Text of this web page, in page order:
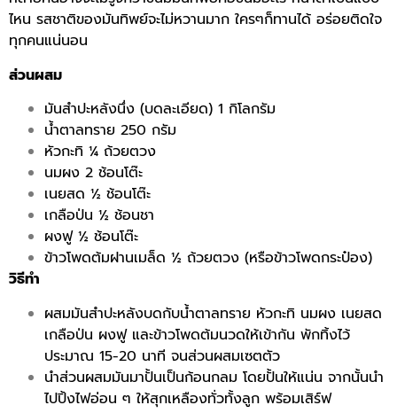
ไหน รสชาติของมันทิพย์จะไม่หวานมาก ใครๆก็ทานได้ อร่อยติดใจ
ทุกคนแน่นอน
ส่วนผสม
มันสำปะหลังนึ่ง (บดละเอียด) 1 กิโลกรัม
น้ำตาลทราย 250 กรัม
หัวกะทิ ¼ ถ้วยตวง
นมผง 2 ช้อนโต๊ะ
เนยสด ½ ช้อนโต๊ะ
เกลือป่น ½ ช้อนชา
ผงฟู ½ ช้อนโต๊ะ
ข้าวโพดต้มฝานเมล็ด ½ ถ้วยตวง (หรือข้าวโพดกระป๋อง)
วิธีทำ
ผสมมันสำปะหลังบดกับน้ำตาลทราย หัวกะทิ นมผง เนยสด
เกลือป่น ผงฟู และข้าวโพดต้มนวดให้เข้ากัน พักทิ้งไว้
ประมาณ 15-20 นาที จนส่วนผสมเซตตัว
นำส่วนผสมมันมาปั้นเป็นก้อนกลม โดยปั้นให้แน่น จากนั้นนำ
ไปปิ้งไฟอ่อน ๆ ให้สุกเหลืองทั่วทั้งลูก พร้อมเสิร์ฟ